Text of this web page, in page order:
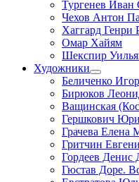
Тургенев Иван
Чехов Антон
Хаггард Генри
Омар Хайям
Шекспир
Художники
Беличенко
Бирюков
Ващинская
Гершкович
Грачева Елена
Гритчин
Гордеев Денис
Гюстав Доре.